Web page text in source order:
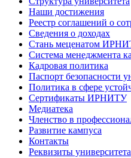
Наши достижения
Реестр соглашений о
Сведения о доходах
Стань меценатом
Система менеджмента
Кадровая политика
Паспорт безопасности
Политика в сфере
Сертификаты ИРНИТУ
Медиатека
Членство в
Развитие кампуса
Контакты
Реквизиты университета